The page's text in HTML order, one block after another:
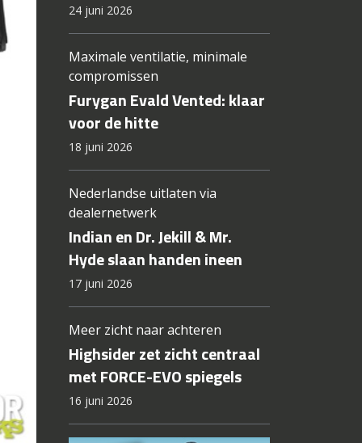
24 juni 2026
Maximale ventilatie, minimale
compromissen
Furygan Evald Vented: klaar
voor de hitte
18 juni 2026
Nederlandse uitlaten via
dealernetwerk
Indian en Dr. Jekill & Mr.
Hyde slaan handen ineen
17 juni 2026
Meer zicht naar achteren
Highsider zet zicht centraal
met FORCE-EVO spiegels
16 juni 2026